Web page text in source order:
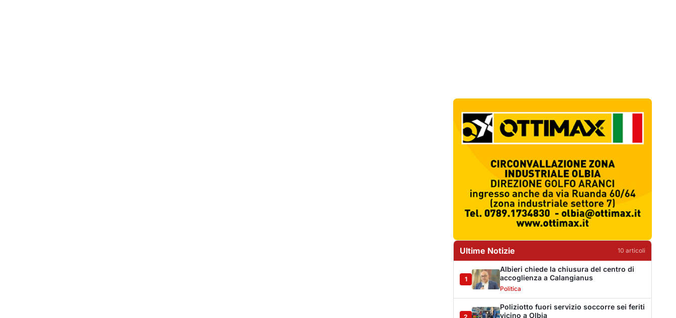
Ultime Notizie 10 articoli
1
Albieri chiede la chiusura del centro di
accoglienza a Calangianus
Politica
Poliziotto fuori servizio soccorre sei feriti
vicino a Olbia